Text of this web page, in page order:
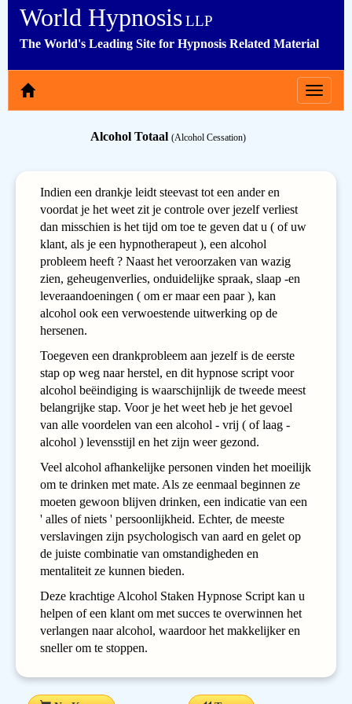
World HypnosisLLP
The World's Leading Site for Hypnosis Related Material
Toggle
Alcohol Totaal (Alcohol Cessation)
Indien een drankje leidt steevast tot een ander en
voordat je het weet zit je controle over jezelf verliest
dan misschien is het tijd om toe te geven dat u ( of uw
klant, als je een hypnotherapeut ), een alcohol
probleem heeft ? Naast het veroorzaken van wazig
zien, geheugenverlies, onduidelijke spraak, slaap -en
leveraandoeningen ( om er maar een paar ), kan
alcohol ook een verwoestende uitwerking op de
hersenen.
Toegeven een drankprobleem aan jezelf is de eerste
stap op weg naar herstel, en dit hypnose script voor
alcohol beëindiging is waarschijnlijk de tweede meest
belangrijke stap. Voor je het weet heb je het gevoel
van alle voordelen van een alcohol - vrij ( of laag -
alcohol ) levensstijl en het zijn weer gezond.
Veel alcohol afhankelijke personen vinden het moeilijk
om te drinken met mate. Als ze eenmaal beginnen ze
moeten gewoon blijven drinken, een indicatie van een
' alles of niets ' persoonlijkheid. Echter, de meeste
verslavingen zijn psychologisch van aard en gelet op
de juiste combinatie van omstandigheden en
mentaliteit ze kunnen bieden.
Deze krachtige Alcohol Staken Hypnose Script kan u
helpen of een klant om met succes te overwinnen het
verlangen naar alcohol, waardoor het makkelijker en
sneller om te stoppen.